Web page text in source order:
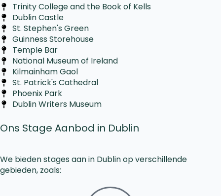
Trinity College and the Book of Kells
Dublin Castle
St. Stephen's Green
Guinness Storehouse
Temple Bar
National Museum of Ireland
Kilmainham Gaol
St. Patrick's Cathedral
Phoenix Park
Dublin Writers Museum
Ons Stage Aanbod in Dublin
We bieden stages aan in Dublin op verschillende
gebieden, zoals: